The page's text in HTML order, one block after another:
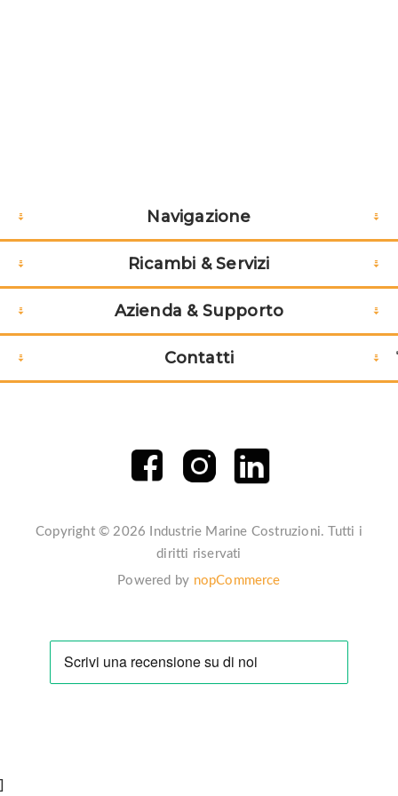
Navigazione
Ricambi & Servizi
Azienda & Supporto
Contatti
Copyright © 2026 Industrie Marine Costruzioni. Tutti i
diritti riservati
Powered by nopCommerce
]